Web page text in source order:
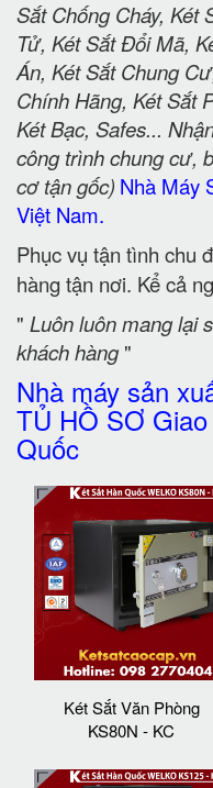
Sắt Chống Cháy, Két
Tử, Két Sắt Đổi Mã,
Án, Két Sắt Chung
Chính Hãng, Két Sắt
Két Bạc, Safes...
công trình chung cư,
cơ tận gốc) Nhà Máy
Việt Nam.
Phục vụ tận tình chu
hàng tận nơi. Kể cả
" Luôn luôn mang lại
khách hàng"
Nhà máy sản
TỦ HỒ SƠ
Quốc
Két Sắt Văn Phòng
KS80N - KC